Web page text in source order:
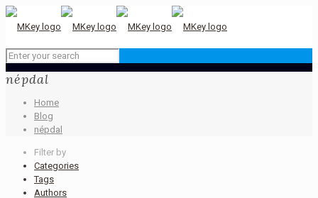
népdal
Home
Blog
népdal
Filter by
Categories
Tags
Authors